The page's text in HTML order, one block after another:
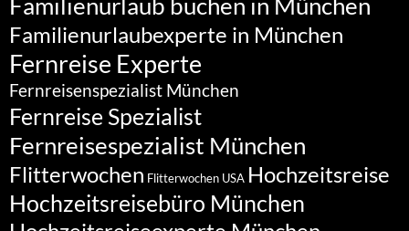
Familienurlaubexperte in München
Fernreise Experte
Fernreisenspezialist München
Fernreise Spezialist
Fernreisespezialist München
Flitterwochen Flitterwochen USA Hochzeitsreise
Hochzeitsreisebüro München